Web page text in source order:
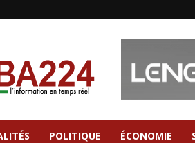
POLITIQUE ÉCONOMIE